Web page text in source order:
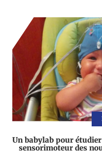
Un babylab pour
sensorimoteur des